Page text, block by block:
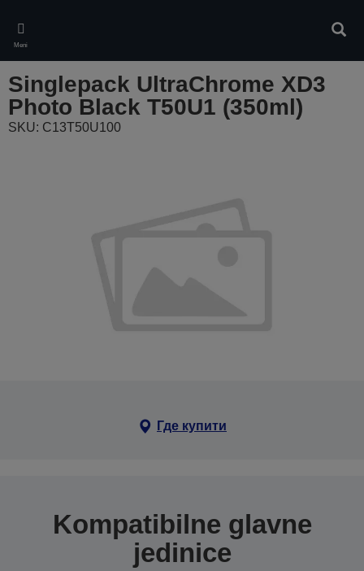
main
content
Meni
Singlepack UltraChrome XD3
Photo Black T50U1 (350ml)
SKU: C13T50U100
Где купити
Kompatibilne glavne
jedinice